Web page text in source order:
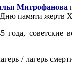
Митрофанова
памяти жертв
советские
/ лагерь